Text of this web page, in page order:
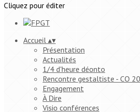
Cliquez pour éditer
Accueil ▴▾
Présentation
Actualités
1/4 d'heure déonto
Rencontre gestaltiste - CO
Engagement
À Dire
Visio conférences